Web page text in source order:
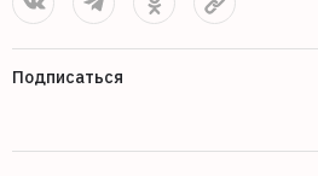
Подписаться